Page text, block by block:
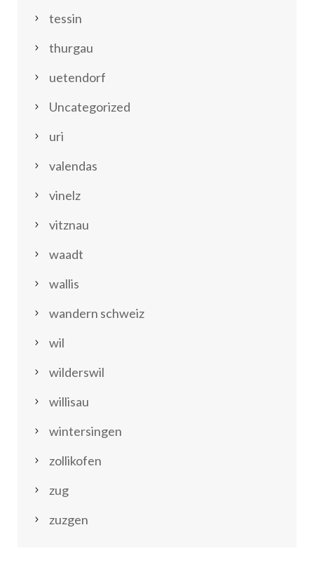
tessin
thurgau
uetendorf
Uncategorized
uri
valendas
vinelz
vitznau
waadt
wallis
wandern schweiz
wil
wilderswil
willisau
wintersingen
zollikofen
zug
zuzgen